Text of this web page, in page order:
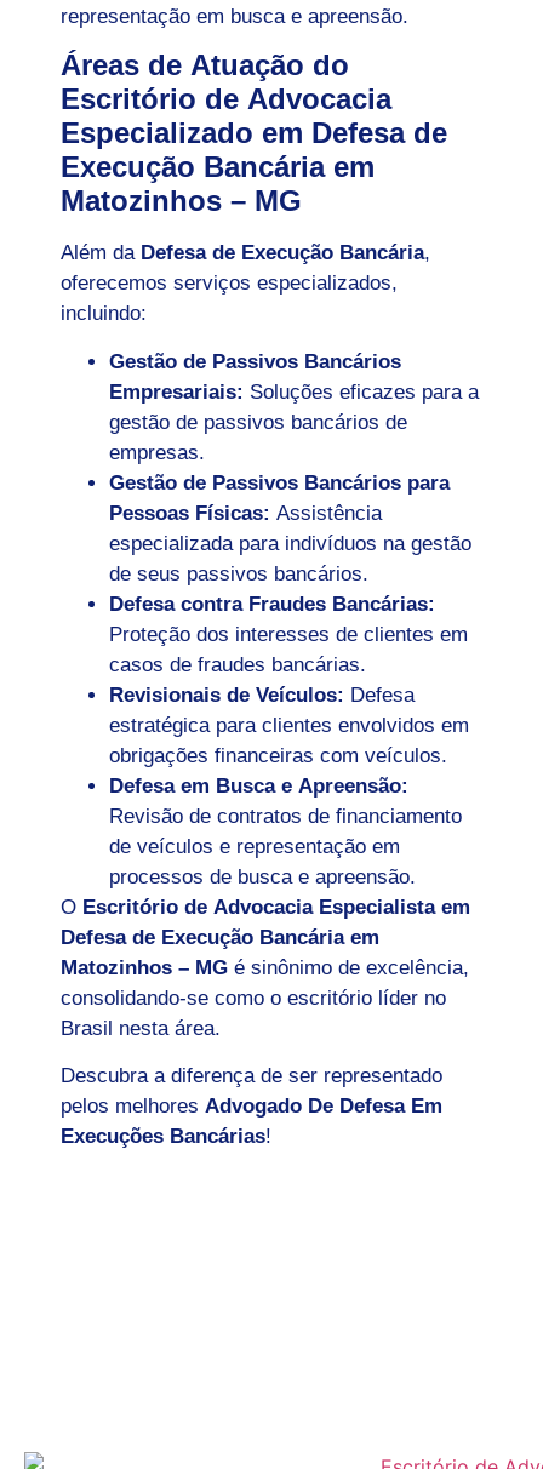
representação em busca e apreensão.
Áreas de Atuação do
Escritório de Advocacia
Especializado em Defesa de
Execução Bancária em
Matozinhos – MG
Além da Defesa de Execução Bancária,
oferecemos serviços especializados,
incluindo:
Gestão de Passivos Bancários
Empresariais: Soluções eficazes para a
gestão de passivos bancários de
empresas.
Gestão de Passivos Bancários para
Pessoas Físicas: Assistência
especializada para indivíduos na gestão
de seus passivos bancários.
Defesa contra Fraudes Bancárias:
Proteção dos interesses de clientes em
casos de fraudes bancárias.
Revisionais de Veículos: Defesa
estratégica para clientes envolvidos em
obrigações financeiras com veículos.
Defesa em Busca e Apreensão:
Revisão de contratos de financiamento
de veículos e representação em
processos de busca e apreensão.
O Escritório de Advocacia Especialista em
Defesa de Execução Bancária em
Matozinhos – MG é sinônimo de excelência,
consolidando-se como o escritório líder no
Brasil nesta área.
Descubra a diferença de ser representado
pelos melhores Advogado De Defesa Em
Execuções Bancárias!